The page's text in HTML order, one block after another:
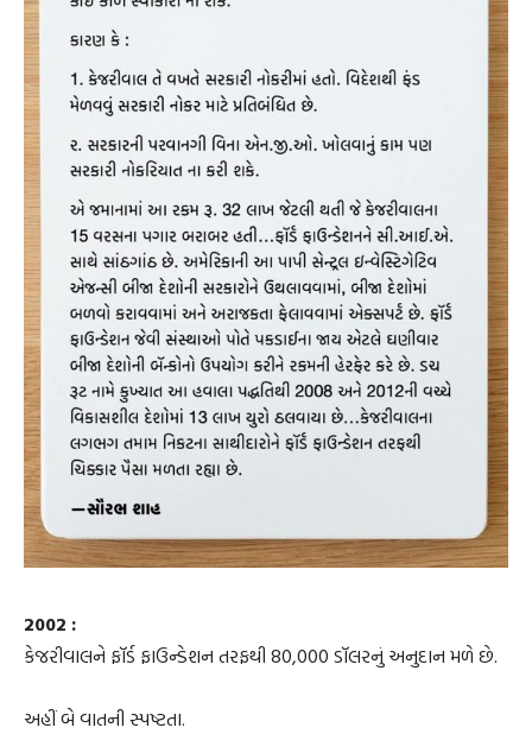
2002 :
કેજરીવાલને ફૉર્ડ ફાઉન્ડેશન તરફથી 80,000 ડૉલરનું અનુદાન મળે છે.
અહીં બે વાતની સ્પષ્ટતા.